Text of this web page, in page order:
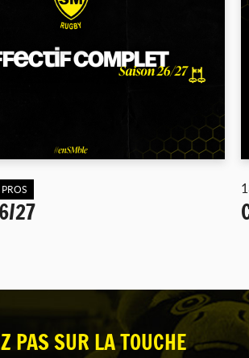
PROS
27
PAS SUR LA TOUCHE